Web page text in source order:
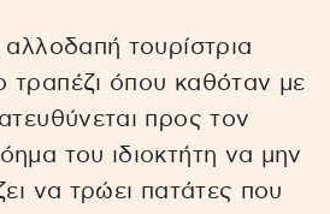
αλλοδαπή τουρίστρια
τραπέζι όπου καθόταν με
προς τον
του ιδιοκτήτη να μην
να τρώει πατάτες που